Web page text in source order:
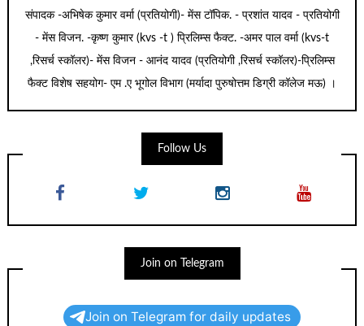
संपादक -अभिषेक कुमार वर्मा (प्रतियोगी)- मेंस टॉपिक. - प्रशांत यादव - प्रतियोगी
- मेंस विजन. -कृष्ण कुमार (kvs -t ) प्रिलिम्स फैक्ट. -अमर पाल वर्मा (kvs-t
,रिसर्च स्कॉलर)- मेंस विजन - आनंद यादव (प्रतियोगी ,रिसर्च स्कॉलर)-प्रिलिम्स
फैक्ट विशेष सहयोग- एम .ए भूगोल विभाग (मर्यादा पुरुषोत्तम डिग्री कॉलेज मऊ) ।
Follow Us
Join on Telegram
Join on Telegram for daily updates